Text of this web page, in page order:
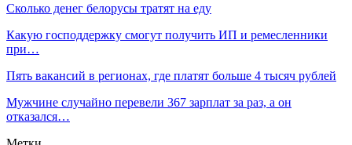
Сколько денег белорусы тратят на еду
Какую господдержку смогут получить ИП и ремесленники
при…
Пять вакансий в регионах, где платят больше 4 тысяч рублей
Мужчине случайно перевели 367 зарплат за раз, а он
отказался…